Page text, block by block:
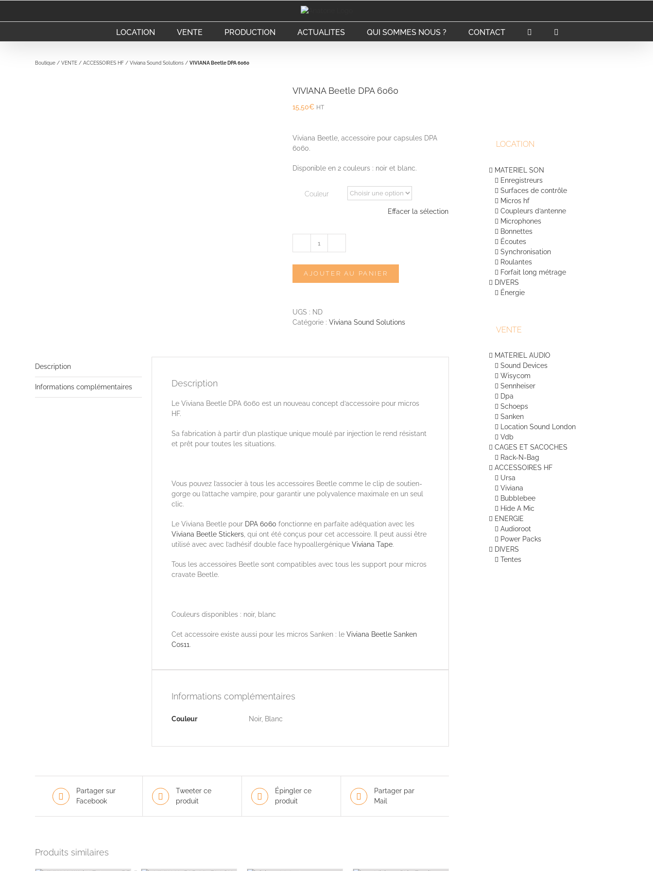
LOCATION VENTE PRODUCTION ACTUALITES QUI SOMMES NOUS ? CONTACT
Boutique / VENTE / ACCESSOIRES HF / Viviana Sound Solutions / VIVIANA Beetle DPA 6060
VIVIANA Beetle DPA 6060
15,50€ HT
Viviana Beetle, accessoire pour capsules DPA
6060.
Disponible en 2 couleurs : noir et blanc.
Couleur
Effacer la sélection
quantité
Beetle
AJOUTER AU PANIER
UGS : ND
Catégorie : Viviana Sound Solutions
Description
Informations complémentaires Description
Le Viviana Beetle DPA 6060 est un nouveau concept d’accessoire pour micros
HF.
Sa fabrication à partir d’un plastique unique moulé par injection le rend résistant
et prêt pour toutes les situations.
Vous pouvez l’associer à tous les accessoires Beetle comme le clip de soutien-
gorge ou l’attache vampire, pour garantir une polyvalence maximale en un seul
clic.
Le Viviana Beetle pour DPA 6060 fonctionne en parfaite adéquation avec les
Viviana Beetle Stickers , qui ont été conçus pour cet accessoire. Il peut aussi être
utilisé avec avec l’adhésif double face hypoallergénique Viviana Tape.
Tous les accessoires Beetle sont compatibles avec tous les support pour micros
cravate Beetle.
Couleurs disponibles : noir, blanc
Cet accessoire existe aussi pour les micros Sanken : le Viviana Beetle Sanken
Cos11.
Informations complémentaires
Couleur Noir, Blanc
Partager sur
Facebook
Tweeter ce
produit
Épingler ce
produit
Partager par
Mail
Produits similaires
LOCATION
MATERIEL SON
Enregistreurs
Surfaces de contrôle
Micros hf
Coupleurs d’antenne
Microphones
Bonnettes
Écoutes
Synchronisation
Roulantes
Forfait long métrage
DIVERS
Énergie
VENTE
MATERIEL AUDIO
Sound Devices
Wisycom
Sennheiser
Dpa
Schoeps
Sanken
Location Sound London
Vdb
CAGES ET SACOCHES
Rack-N-Bag
ACCESSOIRES HF
Ursa
Viviana
Bubblebee
Hide A Mic
ENERGIE
Audioroot
Power Packs
DIVERS
Tentes